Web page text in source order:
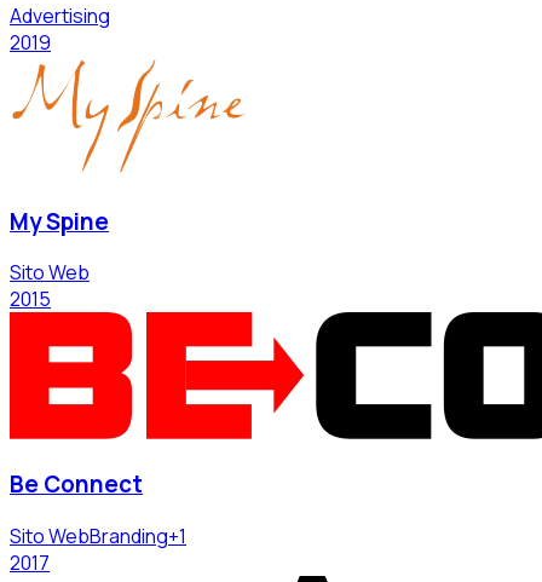
Advertising
2019
My Spine
Sito Web
2015
Be Connect
Sito WebBranding+1
2017